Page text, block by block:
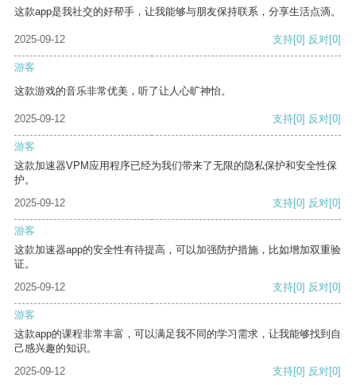
这款app是我社交的好帮手，让我能够与朋友保持联系，分享生活点滴。
2025-09-12 支持[0] 反对[0]
游客
这款游戏的音乐非常优美，听了让人心旷神怡。
2025-09-12 支持[0] 反对[0]
游客
这款加速器VPM应用程序已经为我们带来了无限的隐私保护和安全性保
护。
2025-09-12
支持[0] 反对[0]
游客
这款加速器app的安全性有待提高，可以加强防护措施，比如增加双重验
证。
2025-09-12
支持[0] 反对[0]
游客
这款app的课程非常丰富，可以满足我不同的学习需求，让我能够找到自
己感兴趣的知识。
2025-09-12
支持[0] 反对[0]